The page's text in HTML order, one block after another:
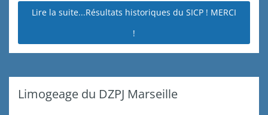
Lire la suite...Résultats historiques du SICP ! MERCI
!
Limogeage du DZPJ Marseille